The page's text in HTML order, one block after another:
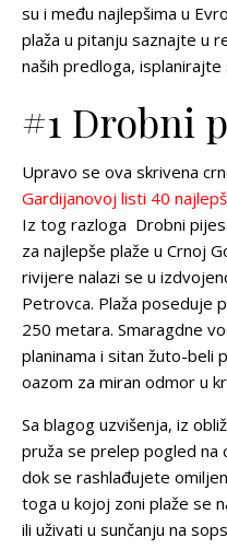
su i među najlepšima u
plaža u pitanju saznajte u
naših predloga,
#1 Drobni
Upravo se ova skrivena
Gardijanovoj listi 40
Iz tog razloga Drobni
za najlepše plaže u Crnoj
rivijere nalazi se u
Petrovca. Plaža poseduje
250 metara. Smaragdne
planinama i sitan žuto-beli
oazom za miran odmor u
Sa blagog uzvišenja, iz
pruža se prelep pogled na
dok se rashlađujete
toga u kojoj zoni plaže se
ili uživati u sunčanju na